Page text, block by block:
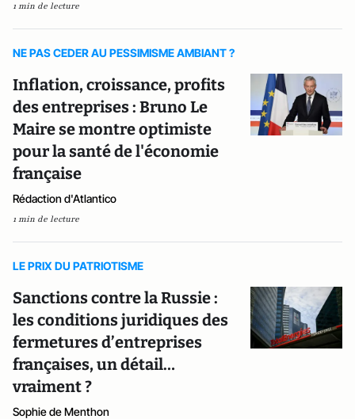
1 min de lecture
NE PAS CEDER AU PESSIMISME AMBIANT ?
Inflation, croissance, profits
des entreprises : Bruno Le
Maire se montre optimiste
pour la santé de l'économie
française
Rédaction d'Atlantico
1 min de lecture
LE PRIX DU PATRIOTISME
Sanctions contre la Russie :
les conditions juridiques des
fermetures d’entreprises
françaises, un détail…
vraiment ?
Sophie de Menthon